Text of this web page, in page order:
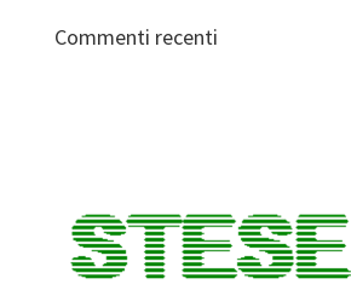
Commenti recenti